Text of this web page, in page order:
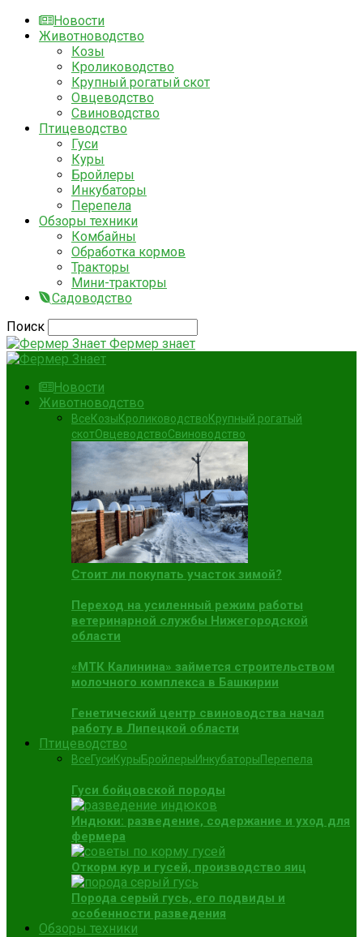
Новости
Животноводство
Козы
Кролиководство
Крупный рогатый скот
Овцеводство
Свиноводство
Птицеводство
Гуси
Куры
Бройлеры
Инкубаторы
Перепела
Обзоры техники
Комбайны
Обработка кормов
Тракторы
Мини-тракторы
Садоводство
Поиск
Фермер знает
Новости
Животноводство
ВсеКозыКролиководствоКрупный рогатый
скотОвцеводствоСвиноводство
Стоит ли покупать участок зимой?
Переход на усиленный режим работы
ветеринарной службы Нижегородской
области
«МТК Калинина» займется строительством
молочного комплекса в Башкирии
Генетический центр свиноводства начал
работу в Липецкой области
Птицеводство
ВсеГусиКурыБройлерыИнкубаторыПерепела
Гуси бойцовской породы
Индюки: разведение, содержание и уход для
фермера
Откорм кур и гусей, производство яиц
Порода серый гусь, его подвиды и
особенности разведения
Обзоры техники